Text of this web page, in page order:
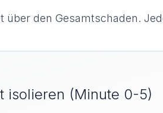
über den Gesamtschaden.
isolieren (Minute 0-5)